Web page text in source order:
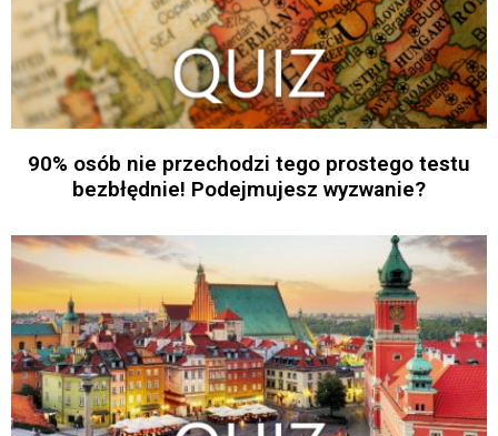
90% osób nie przechodzi tego prostego testu
bezbłędnie! Podejmujesz wyzwanie?